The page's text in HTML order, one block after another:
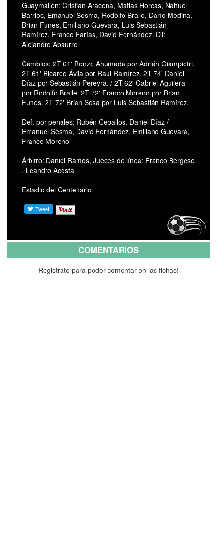
Guaymallén: Cristian Aracena, Matias Horcas, Nahuel
Barrios, Emanuel Sesma, Rodolfo Braile, Darío Medina,
Brian Funes, Emiliano Guevara, Luis Sebastián
Ramírez, Franco Farías, David Fernández. DT:
Alejandro Abaurre
Cambios: 2T 61' Renzo Ahumada por Adrián Giampietri.
2T 61' Ricardo Ávila por Raúl Ramírez. 2T 74' Daniel
Díaz por Sebastián Pereyra. / 2T 62' Gabriel Aguilera
por Rodolfo Braile. 2T 72' Franco Moreno por Brian
Funes. 2T 72' Brian Sosa por Luis Sebastián Ramírez.
Def. por penales: Rubén Ceballos, Daniel Díaz /
Emanuel Sesma, David Fernández, Emiliano Guevara,
Franco Moreno
Árbitro: Daniel Ramos, Jueces de línea: Franco Bergese
, Leandro Acosta
Estadio del Centenario
COMENTARIOS
Registrate para poder comentar en las fichas!